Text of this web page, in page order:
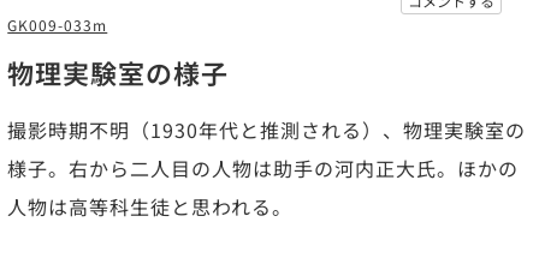
GK009-033m
物理実験室の様子
撮影時期不明（1930年代と推測される）、物理実験室の
様子。右から二人目の人物は助手の河内正大氏。ほかの
人物は高等科生徒と思われる。